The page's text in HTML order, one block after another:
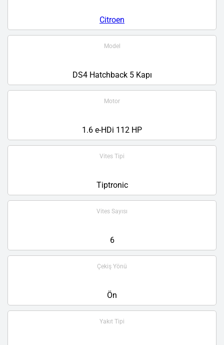
Citroen
Model
DS4 Hatchback 5 Kapı
Motor
1.6 e-HDi 112 HP
Vites Tipi
Tiptronic
Vites Sayısı
6
Çekiş Yönü
Ön
Yakıt Tipi